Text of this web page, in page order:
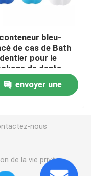
Chewies
d'alignement
bleu-
de cas de Bath
pour le
de dents
envoyer une
nous
de la vie privée